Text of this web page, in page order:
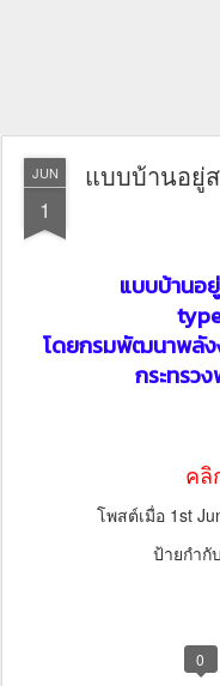
JUN
1
แบบบ้านอยู่
แบบบ้านอ
โดยกรมพัฒนาพลัง
กระทรว
คลิ
โพสต์เมื่อ 1st
ป้ายกำกั
0